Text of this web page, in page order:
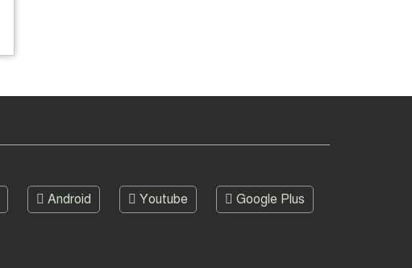
Android Youtube Google Plus